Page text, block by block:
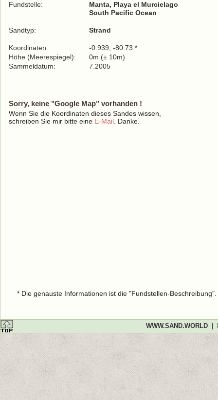
Fundstelle:
Manta, Playa el Murcielago
South Pacific Ocean
Sandtyp: Strand
Koordinaten:
-0.939, -80.73 *
Höhe (Meerespiegel):
0m (± 10m)
Sammeldatum:
7.2005
Sorry, keine "Google Map" vorhanden !
Wenn Sie die Koordinaten dieses Sandes wissen,
schreiben Sie mir bitte eine E-Mail . Danke.
* Die genauste Informationen ist die "Fundstellen-
WWW.SAND.WORLD|